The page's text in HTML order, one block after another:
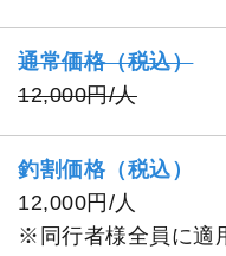
通常価格（税込）
12,000円/人
釣割価格（税込）
12,000円/人
※同行者様全員に適